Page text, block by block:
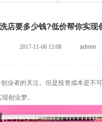
店要多少钱?低价帮你实现
2017-11-06 13:08 admin
者的关注。但是投资成本是不
创业梦。